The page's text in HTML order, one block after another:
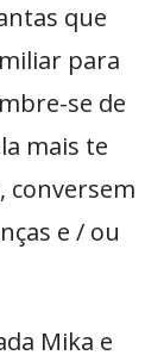
que
para
se de
mais te
conversem
e / ou
Mika e